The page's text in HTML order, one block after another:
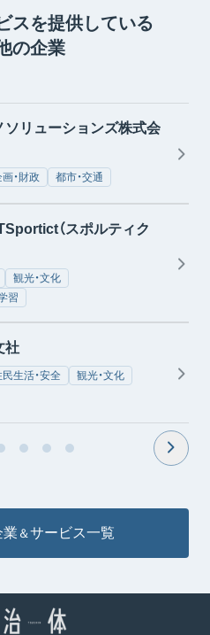
スを提供している
の企業
ソリューションズ株式会
・財政 都市・交通
（スポルティク
観光・文化
習
社
生活・安全 観光・文化
業 ＆サービス一覧